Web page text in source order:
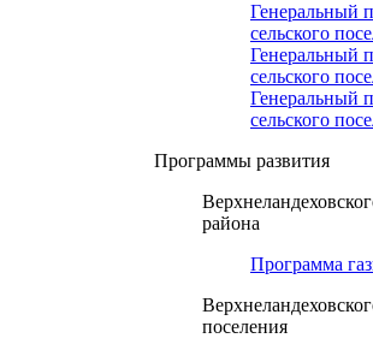
Генеральный
сельского
Генеральный
сельского
Генеральный
сельского
Программы развития
района
Программа
поселения